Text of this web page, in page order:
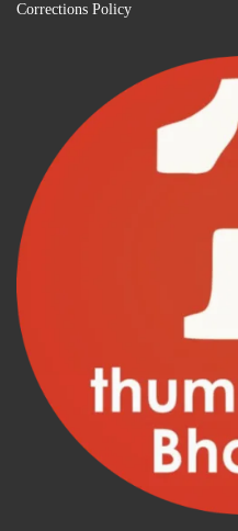
Corrections Policy